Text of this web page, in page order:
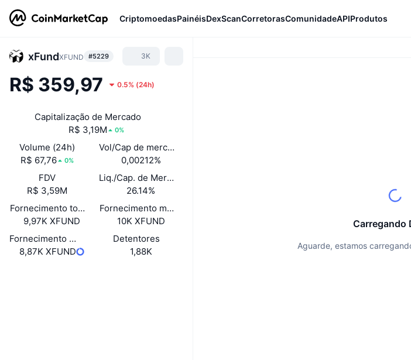
CriptomoedasPainéisDexScanCorretorasComunidadeAPIProdutos
xFundXFUND #5229 3K
R$ 359,97 0.5% (24h)
Capitalização de Mercado
R$ 3,19M
0%
Volume (24h)
R$ 67,76
0%
Vol/Cap de mercado (24h)
0,00212%
FDV
R$ 3,59M
Liq./Cap. de Mercado
26.14%
Fornecimento total
9,97K XFUND
Fornecimento máximo
10K XFUND
Fornecimento em circulação autodeclarado
8,87K XFUND
Detentores
1,88K
Carregando
Aguarde, estamos